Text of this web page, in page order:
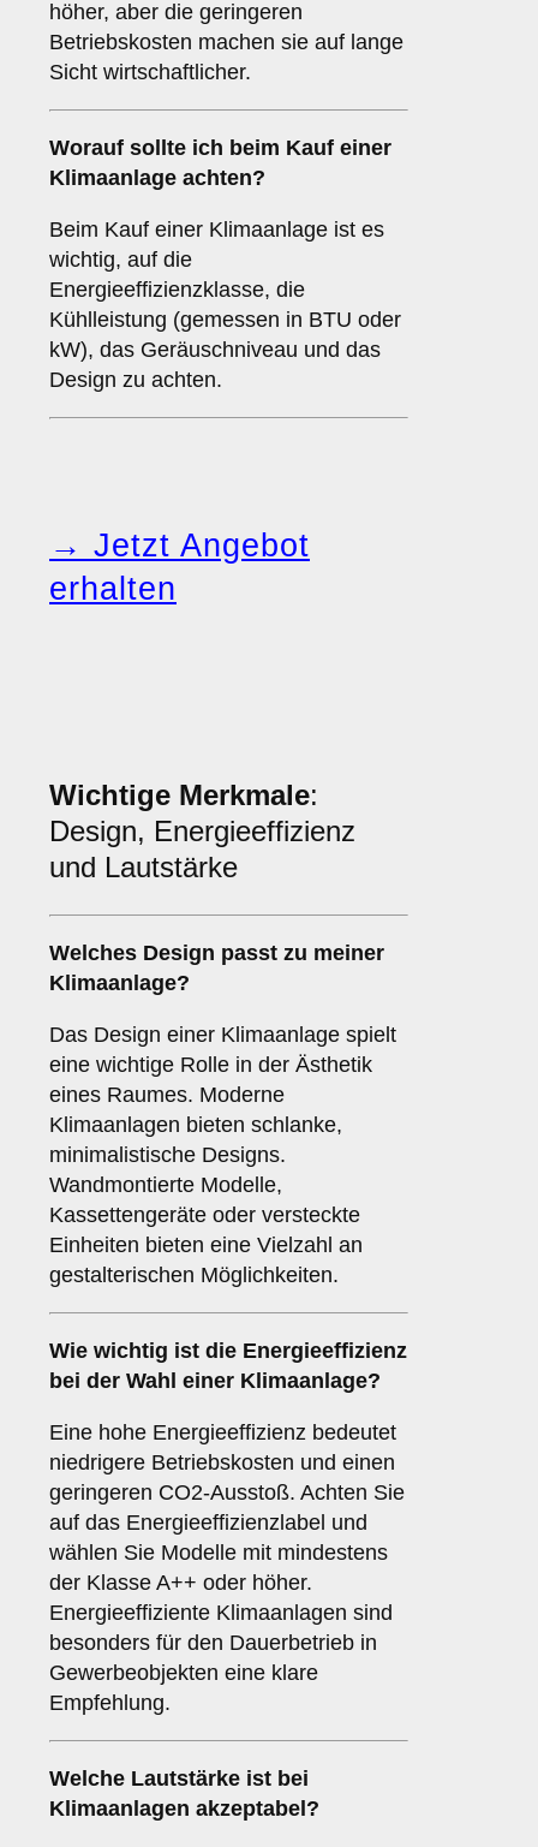
höher, aber die geringeren
Betriebskosten machen sie auf lange
Sicht wirtschaftlicher.
Worauf sollte ich beim Kauf einer
Klimaanlage achten?
Beim Kauf einer Klimaanlage ist es
wichtig, auf die
Energieeffizienzklasse, die
Kühlleistung (gemessen in BTU oder
kW), das Geräuschniveau und das
Design zu achten.
→ Jetzt Angebot
erhalten
Wichtige Merkmale:
Design, Energieeffizienz
und Lautstärke
Welches Design passt zu meiner
Klimaanlage?
Das Design einer Klimaanlage spielt
eine wichtige Rolle in der Ästhetik
eines Raumes. Moderne
Klimaanlagen bieten schlanke,
minimalistische Designs.
Wandmontierte Modelle,
Kassettengeräte oder versteckte
Einheiten bieten eine Vielzahl an
gestalterischen Möglichkeiten.
Wie wichtig ist die Energieeffizienz
bei der Wahl einer Klimaanlage?
Eine hohe Energieeffizienz bedeutet
niedrigere Betriebskosten und einen
geringeren CO2-Ausstoß. Achten Sie
auf das Energieeffizienzlabel und
wählen Sie Modelle mit mindestens
der Klasse A++ oder höher.
Energieeffiziente Klimaanlagen sind
besonders für den Dauerbetrieb in
Gewerbeobjekten eine klare
Empfehlung.
Welche Lautstärke ist bei
Klimaanlagen akzeptabel?